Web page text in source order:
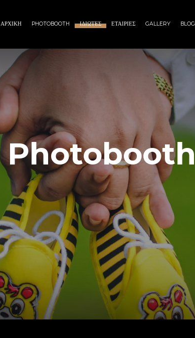
ΑΡΧΙΚΗ PHOTOBOOTH ΙΔΙΩΤΕΣ ΕΤΑΙΡΙΕΣ GALLERY BLOG
Photobooth